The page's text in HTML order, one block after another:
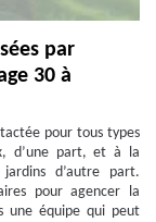
par
30 à
pour tous types
d’une part, et à la
d’autre part.
pour agencer la
une équipe qui peut